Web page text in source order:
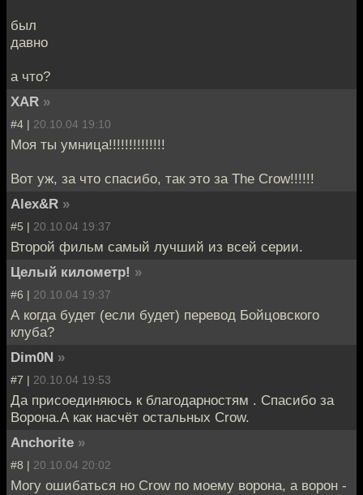
был
давно
а что?
XAR »
#4 | 20.10.04 19:10
Моя ты умница!!!!!!!!!!!!!!
Вот уж, за что спасибо, так это за The Crow!!!!!!
Alex&R »
#5 | 20.10.04 19:37
Второй фильм самый лучший из всей серии.
Целый километр! »
#6 | 20.10.04 19:37
А когда будет (если будет) перевод Бойцовского
клуба?
Dim0N »
#7 | 20.10.04 19:53
Да присоединяюсь к благодарностям . Спасибо за
Ворона.А как насчёт остальных Crow.
Anchorite »
#8 | 20.10.04 20:02
Могу ошибаться но Crow по моему ворона, а ворон -